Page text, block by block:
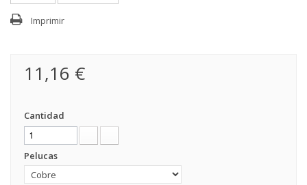
Imprimir
11,16 €
Cantidad
Pelucas